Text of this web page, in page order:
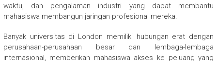
waktu, dan pengalaman industri yang dapat membantu
mahasiswa membangun jaringan profesional mereka.
Banyak universitas di London memiliki hubungan erat dengan
perusahaan-perusahaan besar dan lembaga-lembaga
internasional, memberikan mahasiswa akses ke peluang yang